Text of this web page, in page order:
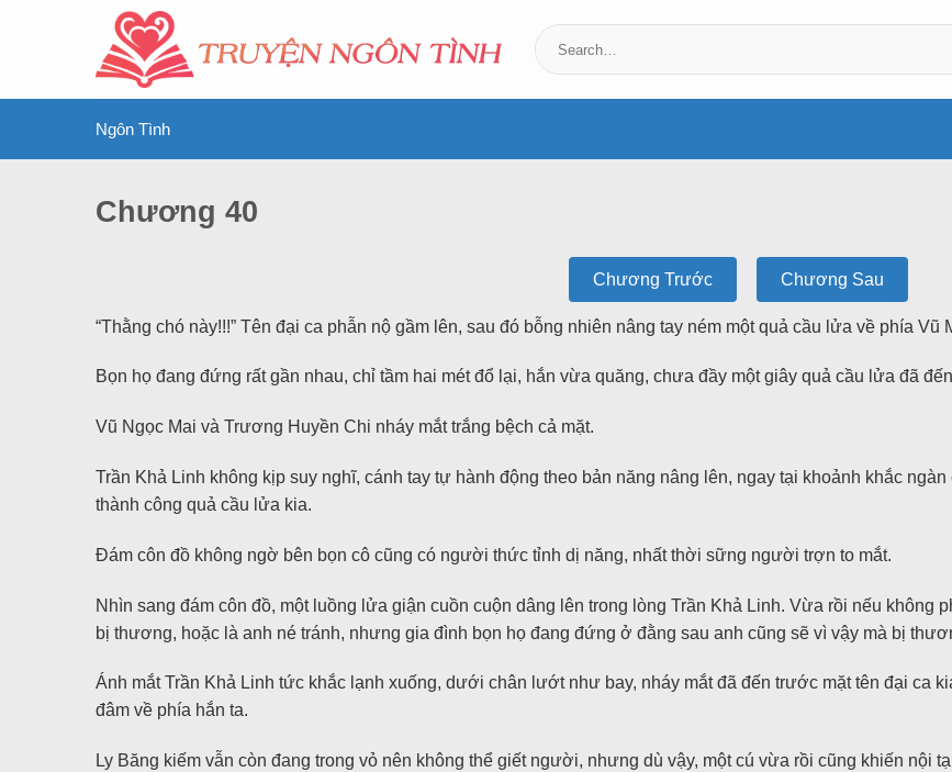
Ngôn Tình
Chương 40
Chương Trước Chương Sau
“Thằng chó này!!!” Tên đại ca phẫn nộ gầm lên, sau đó bỗng nhiên nâng tay ném một quả cầu lửa về phía Vũ
Bọn họ đang đứng rất gần nhau, chỉ tầm hai mét đổ lại, hắn vừa quăng, chưa đầy một giây quả cầu lửa đã
Vũ Ngọc Mai và Trương Huyền Chi nháy mắt trắng bệch cả mặt.
Trần Khả Linh không kịp suy nghĩ, cánh tay tự hành động theo bản năng nâng lên, ngay tại khoảnh khắc
thành công quả cầu lửa kia.
Đám côn đồ không ngờ bên bọn cô cũng có người thức tỉnh dị năng, nhất thời sững người trợn to mắt.
Nhìn sang đám côn đồ, một luồng lửa giận cuồn cuộn dâng lên trong lòng Trần Khả Linh. Vừa rồi nếu không
bị thương, hoặc là anh né tránh, nhưng gia đình bọn họ đang đứng ở đằng sau anh cũng sẽ vì vậy mà bị
Ánh mắt Trần Khả Linh tức khắc lạnh xuống, dưới chân lướt như bay, nháy mắt đã đến trước mặt tên đại ca
đâm về phía hắn ta.
Ly Băng kiếm vẫn còn đang trong vỏ nên không thể giết người, nhưng dù vậy, một cú vừa rồi cũng khiến nội